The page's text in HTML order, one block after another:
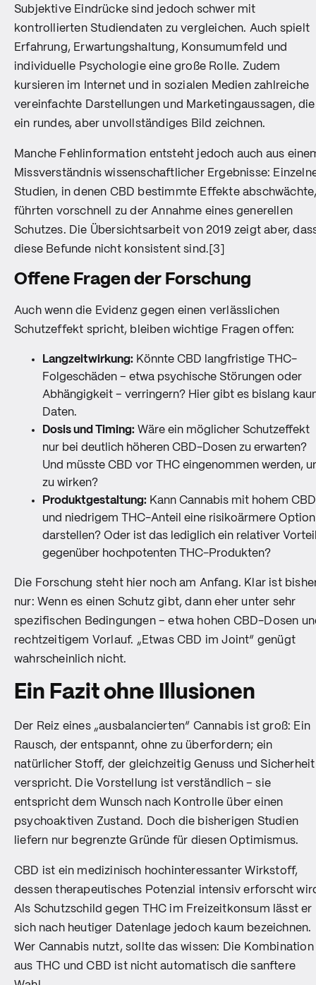
Subjektive Eindrücke sind jedoch schwer mit
kontrollierten Studiendaten zu vergleichen. Auch spielt
Erfahrung, Erwartungshaltung, Konsumumfeld und
individuelle Psychologie eine große Rolle. Zudem
kursieren im Internet und in sozialen Medien zahlreiche
vereinfachte Darstellungen und Marketingaussagen, die
ein rundes, aber unvollständiges Bild zeichnen.
Manche Fehlinformation entsteht jedoch auch aus
Missverständnis wissenschaftlicher Ergebnisse:
Studien, in denen CBD bestimmte Effekte
führten vorschnell zu der Annahme eines generellen
Schutzes. Die Übersichtsarbeit von 2019 zeigt aber,
diese Befunde nicht konsistent sind.[3]
Offene Fragen der Forschung
Auch wenn die Evidenz gegen einen verlässlichen
Schutzeffekt spricht, bleiben wichtige Fragen offen:
Langzeitwirkung: Könnte CBD langfristige THC-
Folgeschäden – etwa psychische Störungen oder
Abhängigkeit – verringern? Hier gibt es bislang
Daten.
Dosis und Timing: Wäre ein möglicher Schutzeffekt
nur bei deutlich höheren CBD-Dosen zu erwarten?
Und müsste CBD vor THC eingenommen werden,
zu wirken?
Produktgestaltung: Kann Cannabis mit hohem
und niedrigem THC-Anteil eine risikoärmere Option
darstellen? Oder ist das lediglich ein relativer
gegenüber hochpotenten THC-Produkten?
Die Forschung steht hier noch am Anfang. Klar ist
nur: Wenn es einen Schutz gibt, dann eher unter sehr
spezifischen Bedingungen – etwa hohen CBD-Dosen
rechtzeitigem Vorlauf. „Etwas CBD im Joint“ genügt
wahrscheinlich nicht.
Ein Fazit ohne Illusionen
Der Reiz eines „ausbalancierten“ Cannabis ist groß: Ein
Rausch, der entspannt, ohne zu überfordern; ein
natürlicher Stoff, der gleichzeitig Genuss und Sicherheit
verspricht. Die Vorstellung ist verständlich – sie
entspricht dem Wunsch nach Kontrolle über einen
psychoaktiven Zustand. Doch die bisherigen Studien
liefern nur begrenzte Gründe für diesen Optimismus.
CBD ist ein medizinisch hochinteressanter Wirkstoff,
dessen therapeutisches Potenzial intensiv erforscht
Als Schutzschild gegen THC im Freizeitkonsum lässt er
sich nach heutiger Datenlage jedoch kaum bezeichnen.
Wer Cannabis nutzt, sollte das wissen: Die Kombination
aus THC und CBD ist nicht automatisch die sanftere